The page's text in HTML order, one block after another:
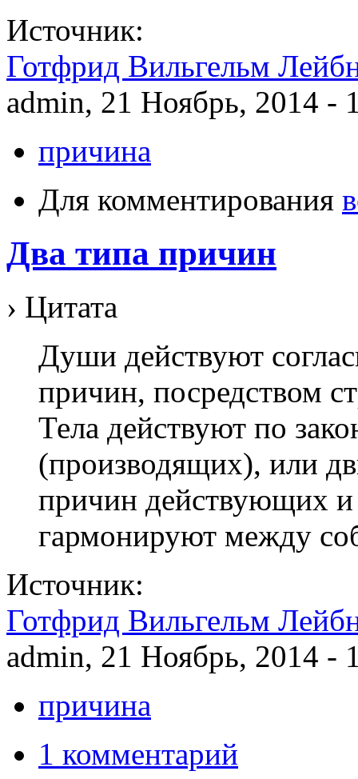
Источник:
Готфрид Вильгельм
admin, 21 Ноябрь, 2014 -
причина
Для комментирования
Два типа причин
› Цитата
Души действуют
причин, посредством
Тела действуют по
(производящих), или
причин действующих
гармонируют между
Источник:
Готфрид Вильгельм
admin, 21 Ноябрь, 2014 -
причина
1 комментарий